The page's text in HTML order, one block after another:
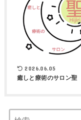
2026.06.05
癒しと療術のサロン聖